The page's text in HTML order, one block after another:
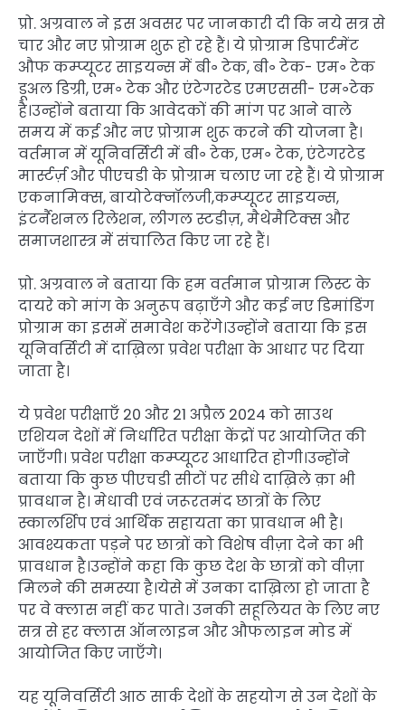
प्रो. अग्रवाल ने इस अवसर पर जानकारी दी कि नये सत्र से
चार और नए प्रोग्राम शुरू हो रहे हैं। ये प्रोग्राम डिपार्टमेंट
औफ कम्प्यूटर साइयन्स में बी॰ टेक, बी॰ टेक- एम॰ टेक
डूअल डिग्री, एम॰ टेक और एंटेगरटेड एमएससी- एम॰टेक
है।उन्होंने बताया कि आवेदकों की मांग पर आने वाले
समय में कई और नए प्रोग्राम शुरू करने की योजना है।
वर्तमान में यूनिवर्सिटी में बी॰ टेक, एम॰ टेक, एंटेगरटेड
मार्स्टर्ज़ और पीएचडी के प्रोग्राम चलाए जा रहे हैं। ये प्रोग्राम
एकनामिक्स, बायोटेक्नॉलजी,कम्प्यूटर साइयन्स,
इंटर्नैशनल रिलेशन, लीगल स्टडीज़, मैथेमैटिक्स और
समाजशास्त्र में संचालित किए जा रहे हैं।
प्रो. अग्रवाल ने बताया कि हम वर्तमान प्रोग्राम लिस्ट के
दायरे को मांग के अनुरूप बढ़ाएँगे और कई नए डिमांडिंग
प्रोग्राम का इसमें समावेश करेंगे।उन्होंने बताया कि इस
यूनिवर्सिटी में दाख़िला प्रवेश परीक्षा के आधार पर दिया
जाता है।
ये प्रवेश परीक्षाएँ 20 और 21 अप्रैल 2024 को साउथ
एशियन देशों में निर्धारित परीक्षा केंद्रों पर आयोजित की
जाएँगी। प्रवेश परीक्षा कम्प्यूटर आधारित होगी।उन्होंने
बताया कि कुछ पीएचडी सीटों पर सीधे दाख़िले क़ा भी
प्रावधान है। मेधावी एवं जरूरतमंद छात्रों के लिए
स्कालर्शिप एवं आर्थिक सहायता का प्रावधान भी है।
आवश्यकता पड़ने पर छात्रों को विशेष वीज़ा देने का भी
प्रावधान है।उन्होंने कहा कि कुछ देश के छात्रों को वीज़ा
मिलने की समस्या है।येसे में उनका दाख़िला हो जाता है
पर वे क्लास नहीं कर पाते। उनकी सहूलियत के लिए नए
सत्र से हर क्लास ऑनलाइन और औफलाइन मोड में
आयोजित किए जाएँगे।
यह यूनिवर्सिटी आठ सार्क देशों के सहयोग से उन देशों के